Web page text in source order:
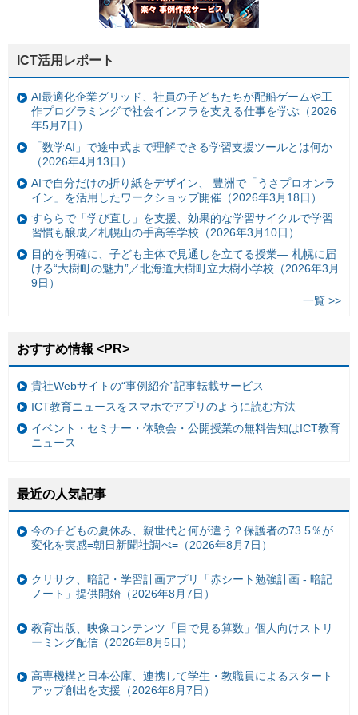
ICT活用レポート
AI最適化企業グリッド、社員の子どもたちが配船ゲームや工
作プログラミングで社会インフラを支える仕事を学ぶ（2026
年5月7日）
「数学AI」で途中式まで理解できる学習支援ツールとは何か
（2026年4月13日）
AIで自分だけの折り紙をデザイン、 豊洲で「うさプロオンラ
イン」を活用したワークショップ開催（2026年3月18日）
すららで「学び直し」を支援、効果的な学習サイクルで学習
習慣も醸成／札幌山の手高等学校（2026年3月10日）
目的を明確に、子ども主体で見通しを立てる授業— 札幌に届
ける“大樹町の魅力”／北海道大樹町立大樹小学校（2026年3月
9日）
一覧 >>
おすすめ情報 <PR>
貴社Webサイトの“事例紹介”記事転載サービス
ICT教育ニュースをスマホでアプリのように読む方法
イベント・セミナー・体験会・公開授業の無料告知はICT教育
ニュース
最近の人気記事
今の子どもの夏休み、親世代と何が違う？保護者の73.5％が
変化を実感=朝日新聞社調べ=（2026年8月7日）
クリサク、暗記・学習計画アプリ「赤シート勉強計画 - 暗記
ノート」提供開始（2026年8月7日）
教育出版、映像コンテンツ「目で見る算数」個人向けストリ
ーミング配信（2026年8月5日）
高専機構と日本公庫、連携して学生・教職員によるスタート
アップ創出を支援（2026年8月7日）